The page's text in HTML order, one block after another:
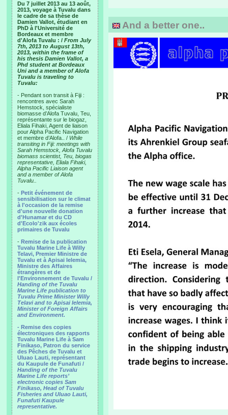
Du 7 juillet 2013 au 13 août,
2013, voyage à Tuvalu dans
le cadre de sa thèse de
Damien Vallot, étudiant en
PhD à l'Université de
Bordeaux et membre
d'Alofa Tuvalu : / From July
7th, 2013 to August 13th,
2013, within the frame of
his thesis Damien Vallot, a
Phd student at Bordeaux
Uni and a member of Alofa
Tuvalu is traveling to
Tuvalu:
- Pendant son transit à Fiji :
rencontres avec Sarah
Hemstock, spécialiste
biomasse d’Alofa Tuvalu, Teu,
représentante sur le biogaz,
Eliala Fihaki, Agent de liaison
pour Alpha Pacific Navigation
et membre d’Alofa.. / While
transiting in Fiji: meetings with
Sarah Hemstock, Alofa Tuvalu
biomass scientist, Teu, biogas
representative, Eliala Fihaki,
Alpha Pacific Liaison agent
and a member of Alofa
Tuvalu..
- Petit événement de
sensibilisation sur le climat
à l'occasion de la remise
d'une nouvelle donation
d'Hunamar et du CD
d'Ecolo'zik aux écoles
primaires de Tuvalu
- Remise de la publication
Tuvalu Marine Life à Willy
Telavi, Premier Ministre de
Tuvalu et à Apisai Ielemia,
Ministre des Affaires
étrangères et de
l'Environnement de Tuvalu /
Handing of the Tuvalu
Marine Life publication to
Tuvalu Prime Minister Willy
Telavi and to Apisai Ielemia,
Minister of Foreign Affairs
and Environment.
- Remise des copies
électroniques des rapports
Tuvalu Marine Life à Sam
Finikaso, Patron du service
des Pêches de Tuvalu et
Uluao Lauti, représentant
du Kaupule de Funafuti /
Handing of the Tuvalu
Marine Life reports’
electronic copies Sam
Finikaso, Head of Tuvalu
Fisheries and Uluao Lauti,
Funafuti Kaupule
representative.
And a better one..